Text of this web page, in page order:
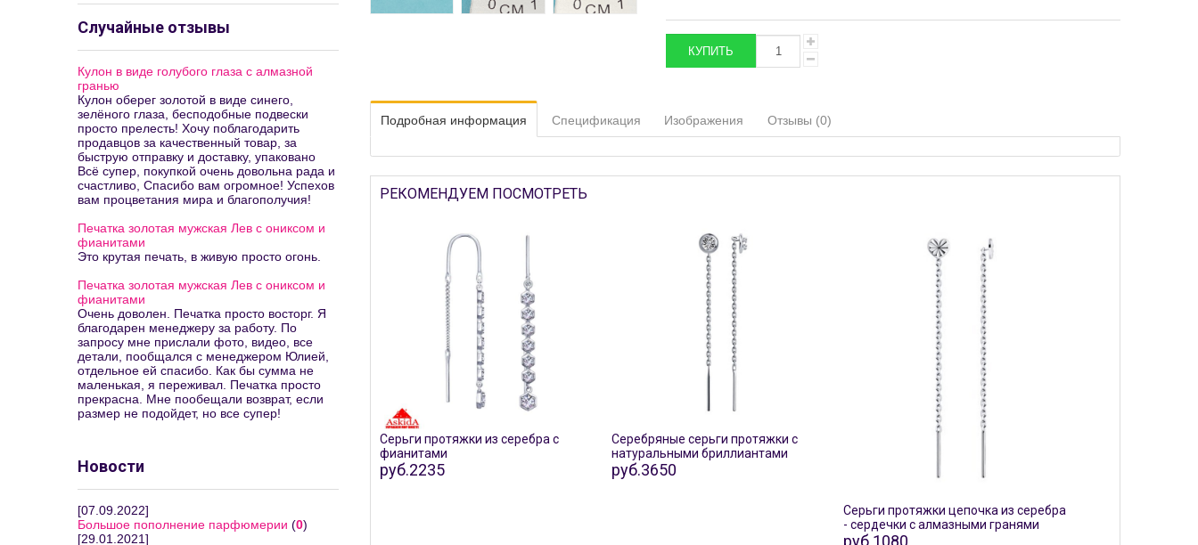
Подробная информация Спецификация Изображения Отзывы (0)
РЕКОМЕНДУЕМ ПОСМОТРЕТЬ
Серьги протяжки из серебра с
фианитами
руб.2235
Серебряные серьги протяжки с
натуральными бриллиантами
руб.3650
Серьги протяжки цепочка из серебра
- сердечки с алмазными гранями
руб.1080
Случайные отзывы
Кулон в виде голубого глаза с алмазной
гранью
Кулон оберег золотой в виде синего,
зелёного глаза, бесподобные подвески
просто прелесть! Хочу поблагодарить
продавцов за качественный товар, за
быструю отправку и доставку, упаковано
Всё супер, покупкой очень довольна рада и
счастливо, Спасибо вам огромное! Успехов
вам процветания мира и благополучия!
Печатка золотая мужская Лев с ониксом и
фианитами
Это крутая печать, в живую просто огонь.
Печатка золотая мужская Лев с ониксом и
фианитами
Очень доволен. Печатка просто восторг. Я
благодарен менеджеру за работу. По
запросу мне прислали фото, видео, все
детали, пообщался с менеджером Юлией,
отдельное ей спасибо. Как бы сумма не
маленькая, я переживал. Печатка просто
прекрасна. Мне пообещали возврат, если
размер не подойдет, но все супер!
Новости
[07.09.2022]
Большое пополнение парфюмерии (0)
[29.01.2021]